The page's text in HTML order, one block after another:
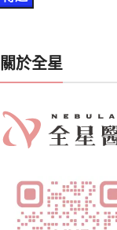
關於全星